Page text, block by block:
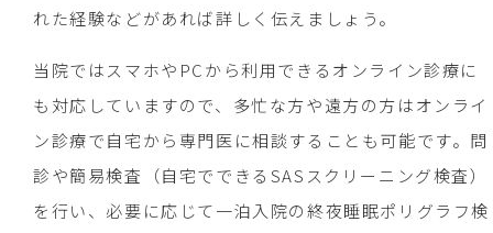
れた経験などがあれば詳しく伝えましょう。
当院ではスマホやPCから利用できるオンライン診療に
も対応していますので、多忙な方や遠方の方はオンライ
ン診療で自宅から専門医に相談することも可能です。問
診や簡易検査（自宅でできるSASスクリーニング検査）
を行い、必要に応じて一泊入院の終夜睡眠ポリグラフ検